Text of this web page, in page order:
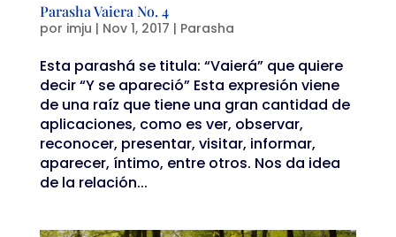
Parasha Vaiera No. 4
por imju | Nov 1, 2017 | Parasha
Esta parashá se titula: “Vaierá” que quiere
decir “Y se apareció” Esta expresión viene
de una raíz que tiene una gran cantidad de
aplicaciones, como es ver, observar,
reconocer, presentar, visitar, informar,
aparecer, íntimo, entre otros. Nos da idea
de la relación...